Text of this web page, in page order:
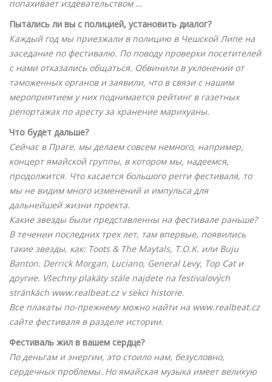
попахивает издевательством …
Пытались ли вы с полицией, установить диалог?
Каждый год мы приезжали в полицию в Чешской Липе на
заседание по фестивалю. По поводу проверки посетителей
с нами отказались общаться. Обвинили в уклонении от
таможенных органов и заявили, что в связи с нашим
мероприятием у них поднимается рейтинг в газетных
репортажах по аресту за хранение марихуаны.
Что будет дальше?
Сейчас в Праге, мы делаем совсем немного, например,
концерт ямайской группы, в котором мы, надеемся,
продолжится. Что касается большого регги фестиваля, то
мы не видим много изменений и импульса для
дальнейшей жизни проекта.
Какие звезды были представленны на фестивале раньше?
В течении последних трех лет, там впервые, появились
такие звезды, как: Toots & The Maytals, T.O.K. или Buju
Banton. Derrick Morgan, Luciano, General Levy, Top Cat и
другие. Všechny plakáty stále najdete na festivalových
stránkách www.realbeat.cz v sekci historie.
Все плакаты по-прежнему можно найти на www.realbeat.cz
сайте фестиваля в разделе истории.
Фестиваль жил в вашем сердце?
По деньгам и энергии, это стоило нам, безусловно,
сердечных проблемы. Но ямайская музыка имеет великую